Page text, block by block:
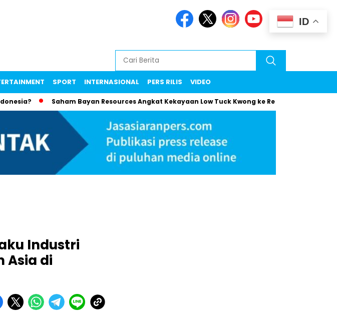
SPORT INTERNASIONAL PERS RILIS VIDEO
Saham Bayan Resources Angkat Kekayaan Low Tuck Kwong ke Rekor Baru
Industri
Asia di
ID